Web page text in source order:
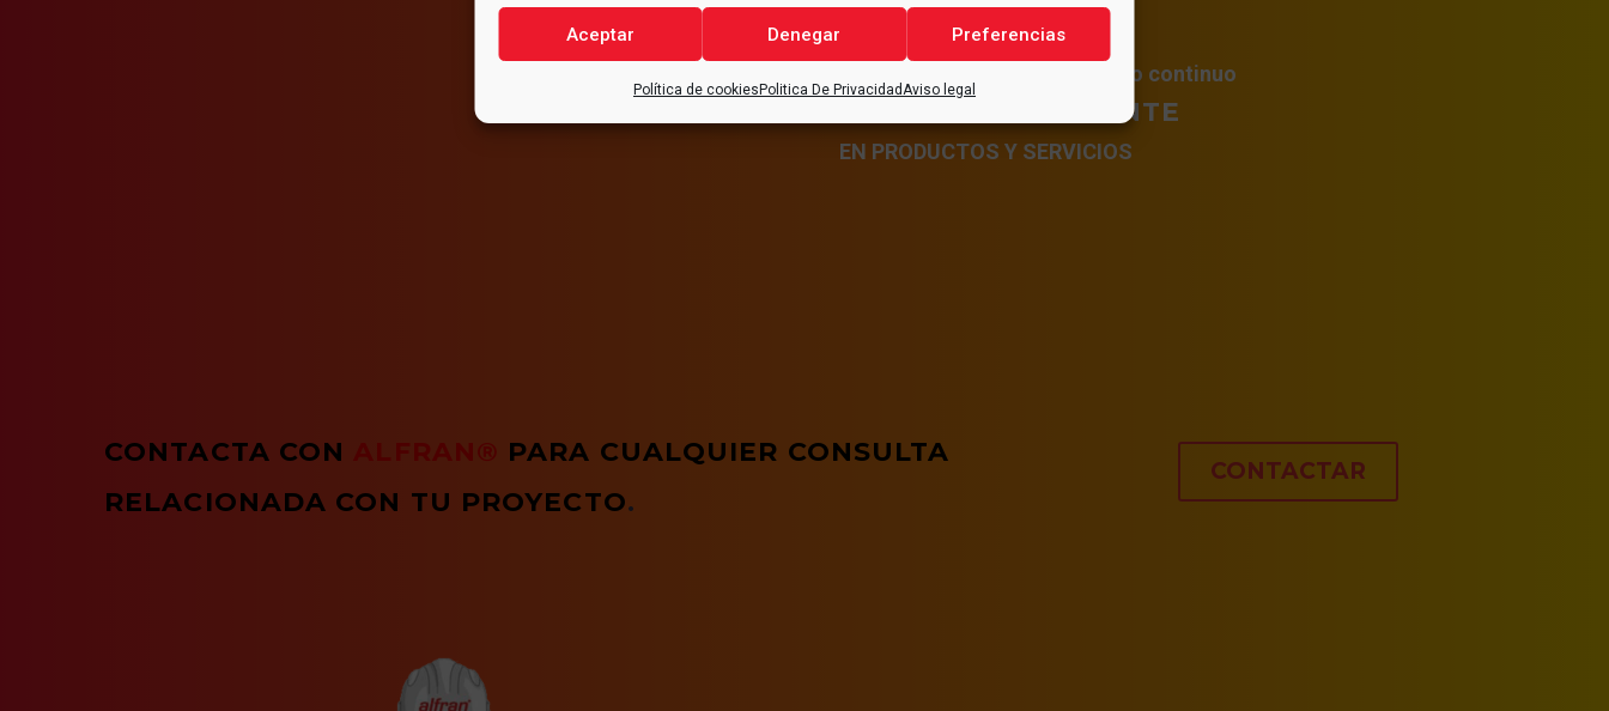
Aceptar Denegar Preferencias
Política de cookies Politica De PrivacidadAviso legal
I+D+i
Apostamos por el desarrollo tecnológico continuo
INNOVACIÓN CONSTANTE
EN PRODUCTOS Y SERVICIOS
CONTACTA CON ALFRAN® PARA CUALQUIER CONSULTA
RELACIONADA CON TU PROYECTO.
CONTACTAR